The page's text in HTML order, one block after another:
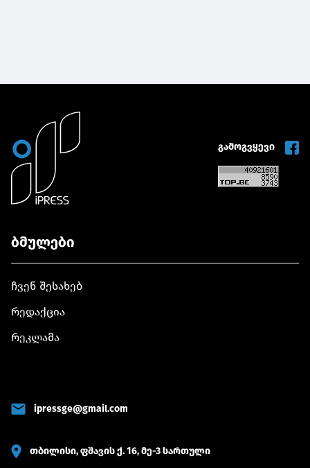
გამოგვყევი
ბმულები
ჩვენ შესახებ
რედაქცია
რეკლამა
ipressge@gmail.com
თბილისი, ფშავის ქ. 16, მე-3 სართული